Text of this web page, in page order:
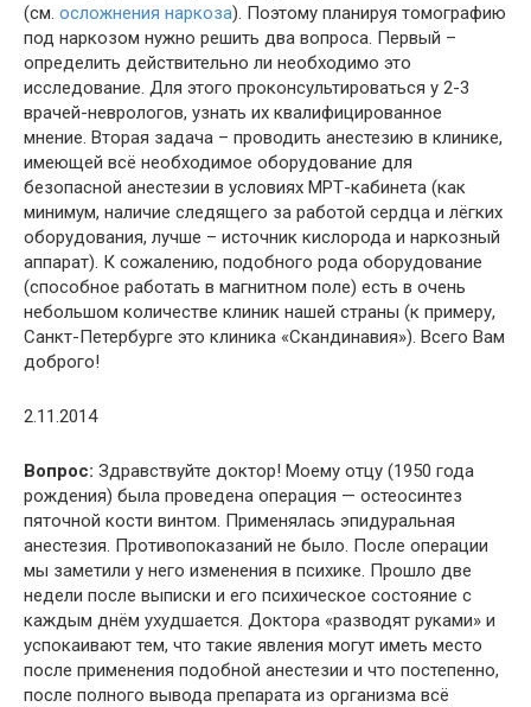
(см. осложнения наркоза). Поэтому планируя томографию
под наркозом нужно решить два вопроса. Первый –
определить действительно ли необходимо это
исследование. Для этого проконсультироваться у 2-3
врачей-неврологов, узнать их квалифицированное
мнение. Вторая задача – проводить анестезию в клинике,
имеющей всё необходимое оборудование для
безопасной анестезии в условиях МРТ-кабинета (как
минимум, наличие следящего за работой сердца и лёгких
оборудования, лучше – источник кислорода и наркозный
аппарат). К сожалению, подобного рода оборудование
(способное работать в магнитном поле) есть в очень
небольшом количестве клиник нашей страны (к примеру,
Санкт-Петербурге это клиника «Скандинавия»). Всего Вам
доброго!
2.11.2014
Вопрос: Здравствуйте доктор! Моему отцу (1950 года
рождения) была проведена операция — остеосинтез
пяточной кости винтом. Применялась эпидуральная
анестезия. Противопоказаний не было. После операции
мы заметили у него изменения в психике. Прошло две
недели после выписки и его психическое состояние с
каждым днём ухудшается. Доктора «разводят руками» и
успокаивают тем, что такие явления могут иметь место
после применения подобной анестезии и что постепенно,
после полного вывода препарата из организма всё